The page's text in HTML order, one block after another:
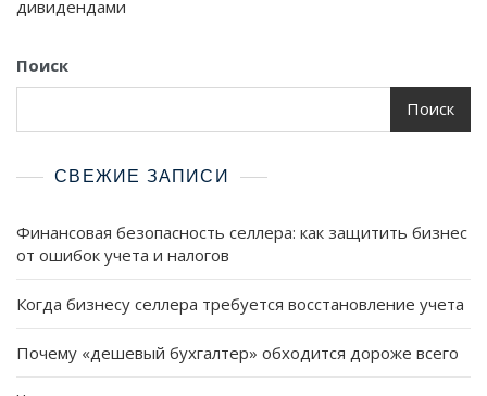
дивидендами
Поиск
Поиск
СВЕЖИЕ ЗАПИСИ
Финансовая безопасность селлера: как защитить бизнес
от ошибок учета и налогов
Когда бизнесу селлера требуется восстановление учета
Почему «дешевый бухгалтер» обходится дороже всего